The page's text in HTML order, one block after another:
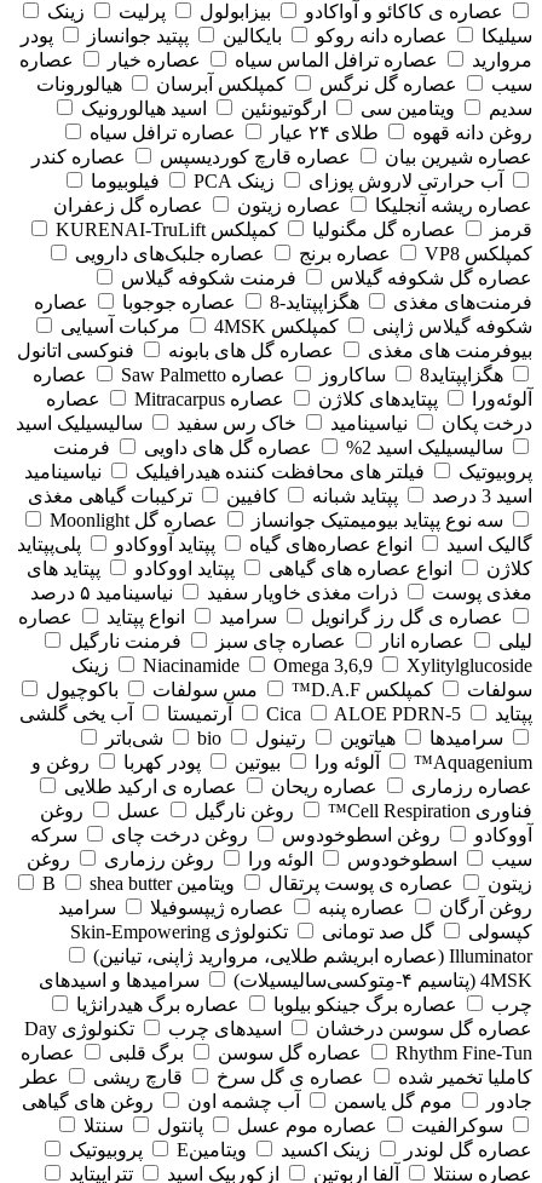
عصاره ی کاکائو و آواکادو
بیزابولول پرلیت
زینک
سیلیکا
عصاره دانه روکو بایکالین پپتید جوانساز
پودر
مروارید
عصاره ترافل الماس سیاه عصاره خیار
عصاره
سیب
عصاره گل نرگس کمپلکس آبرسان
هیالورونات
سدیم
ویتامین سی ارگوتیونئین
اسید هیالورونیک
روغن دانه قهوه
طلای ۲۴ عیار
عصاره ترافل سیاه
عصاره شیرین بیان
عصاره قارچ کوردیسپس
عصاره کندر
آب حرارتی لاروش پوزای
زینک PCA
فیلوبیوما
عصاره ریشه آنجلیکا
عصاره زیتون
عصاره گل زعفران
قرمز
عصاره گل مگنولیا
کمپلکس KURENAI-TruLift
کمپلکس VP8
عصاره برنج
عصاره جلبک‌های دارویی
عصاره گل شکوفه گیلاس
فرمنت شکوفه گیلاس
فرمنت‌های مغذی
هگزاپپتاید-8 عصاره جوجوبا
عصاره
شکوفه گیلاس ژاپنی
کمپلکس 4MSK
مرکبات آسیایی
بیوفرمنت های مغذی
عصاره گل های بابونه
فنوکسی اتانول
هگزاپپتاید8
ساکاروز عصاره Saw Palmetto
عصاره
آلوئه‌ورا
پپتایدهای کلاژن عصاره Mitracarpus
عصاره
درخت پکان
نیاسینامید خاک رس سفید
سالیسیلیک اسید
سالیسیلیک اسید 2%
عصاره گل های داویی
فرمنت
پروبیوتیک
فیلتر های محافظت کننده هیدرافیلیک
نیاسینامید
اسید 3 درصد
پپتاید شبانه کافیین
ترکیبات گیاهی مغذی
سه نوع پپتاید بیومیمتیک جوانساز
عصاره گل Moonlight
گالیک اسید
انواع عصاره‌های گیاه پپتاید آووکادو
پلی‌پپتاید
کلاژن
انواع عصاره های گیاهی پپتاید اووکادو
پپتاید های
مغذی پوست
ذرات مغذی خاویار سفید
نیاسینامید ۵ درصد
عصاره ی گل رز گرانویل
سرامید انواع پپتاید
عصاره
لیلی
عصاره انار عصاره چای سبز
فرمنت نارگیل
Niacinamide
Omega 3,6,9 Xylitylglucoside
زینک
سولفات
کمپلکس D.A.F™ مس سولفات
باکوچیول
پپتاید
5-Cica
ALOE PDRN آرتمیستا
آب یخی گلشی
سرامیدها
هیاتوین رتینول bio
شی‌باتر
Aquagenium™
آلوئه ورا بیوتین پودر کهربا
روغن و
عصاره رزماری
عصاره ریحان
عصاره ی ارکید طلایی
فناوری Cell Respiration™
روغن نارگیل عسل
روغن
آووکادو
روغن اسطوخودوس روغن درخت چای
سرکه
سیب
اسطوخودوس الوئه ورا روغن رزماری
روغن
زیتون
عصاره ی پوست پرتقال ویتامین Bshea butter
روغن آرگان
عصاره پنبه عصاره ژیپسوفیلا
سرامید
کپسولی
گل صد تومانی
تکنولوژی Skin-Empowering
Illuminator (عصاره ابریشم طلایی، مروارید ژاپنی، تیانین)
4MSK (پتاسیم ۴‑مِتوکسی‌سالیسیلات)
سرامیدها و اسیدهای
چرب
عصاره برگ جینکو بیلوبا
عصاره برگ هیدرانژیا
عصاره گل سوسن درخشان
اسیدهای چرب
تکنولوژی Day
Rhythm Fine‑Tun
عصاره گل سوسن برگ قلبی
عصاره
کاملیا تخمیر شده
عصاره ی گل سرخ قارچ ریشی
عطر
جادور
موم گل یاسمن آب چشمه اون
روغن های گیاهی
سوکرالفیت
عصاره موم عسل پانتول
سنتلا
عصاره گل لوندر
زینک اکسید ویتامینE
پروبیوتیک
عصاره سنتلا
آلفا اربوتین ازکوربیک اسید تتراپپتاید